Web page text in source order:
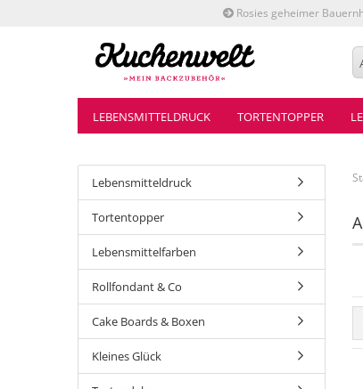
Rosies geheimer
LEBENSMITTELDRUCK TORTENTOPPER
Lebensmitteldruck
Tortentopper
Lebensmittelfarben
Rollfondant & Co
Cake Boards & Boxen
Kleines Glück